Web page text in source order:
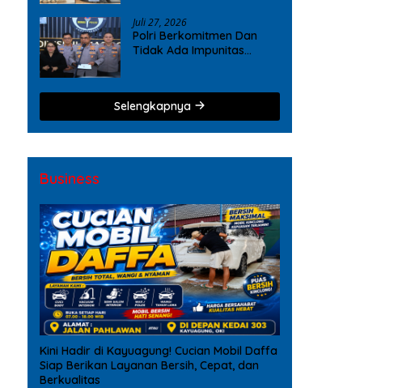
Juli 27, 2026
Polri Berkomitmen Dan
Tidak Ada Impunitas
Selengkapnya
Business
Kini Hadir di Kayuagung! Cucian Mobil Daffa
Siap Berikan Layanan Bersih, Cepat, dan
Berkualitas